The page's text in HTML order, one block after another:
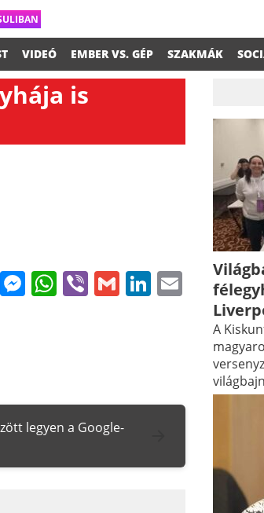
VIDEÓ EMBER VS. GÉP SZAKMÁK
is
Messenger
WhatsApp
ViberGmailLinkedIn
Email
legyen a Google-
A